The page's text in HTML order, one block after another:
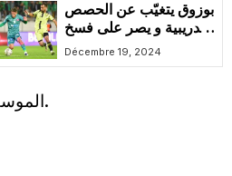
بونجاح
بوزوق يتغيّب عن الحصص
التدريبية و يصر على فسخ
عقده مع الرجاء البيضاوي
Décembre 19, 2024
الموسم.